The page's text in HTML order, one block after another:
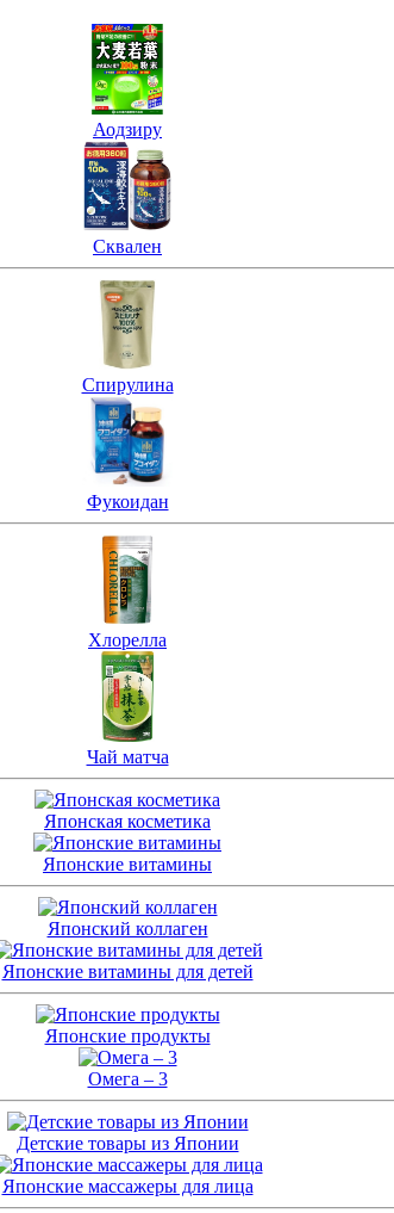
Аодзиру
Сквален
Спирулина
Фукоидан
Хлорелла
Чай матча
Японская косметика
Японские витамины
Японский коллаген
Японские витамины для детей
Японские продукты
Омега – 3
Детские товары из Японии
Японские массажеры для лица